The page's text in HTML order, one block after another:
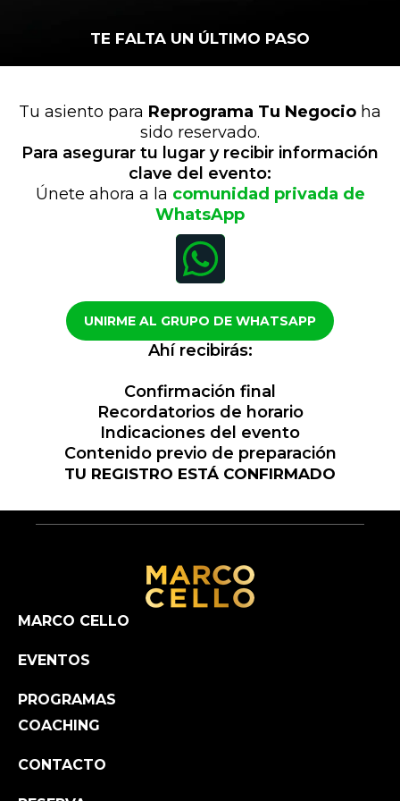
TE FALTA UN ÚLTIMO PASO
Tu asiento para Reprograma Tu Negocio ha
sido reservado.
Para asegurar tu lugar y recibir información
clave del evento:
Únete ahora a la comunidad privada de
WhatsApp
UNIRME AL GRUPO DE WHATSAPP
Ahí recibirás:
Confirmación final
Recordatorios de horario
Indicaciones del evento
Contenido previo de preparación
TU REGISTRO ESTÁ CONFIRMADO
MARCO CELLO
EVENTOS
PROGRAMAS
COACHING
CONTACTO